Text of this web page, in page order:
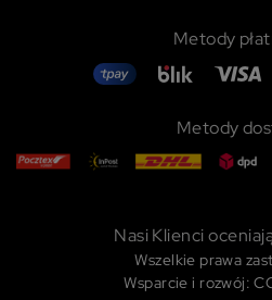
Metody
Metody
Nasi Klienci
Wszelkie prawa
Wsparcie i rozwój: